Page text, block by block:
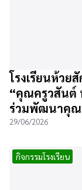
โรงเรียนห้วย
“คุณครูวสันต์
ร่วมพัฒนาคุณ
29/06/2026
กิจกรรมโรงเรียน